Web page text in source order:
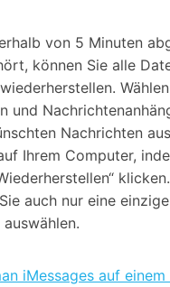
von 5 Minuten
können Sie alle
und
Nachrichten
Ihrem Computer,
auch nur eine
iMessages auf